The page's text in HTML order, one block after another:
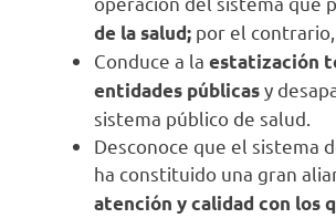
de la salud; por el
Conduce a laestatización
entidades públicasy
sistema público de salud.
Desconoce que el sistema
ha constituido una gran
atención y calidad con los